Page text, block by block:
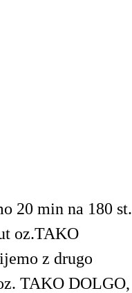
20 min na 180 st.
oz.TAKO
z drugo
TAKO DOLGO,